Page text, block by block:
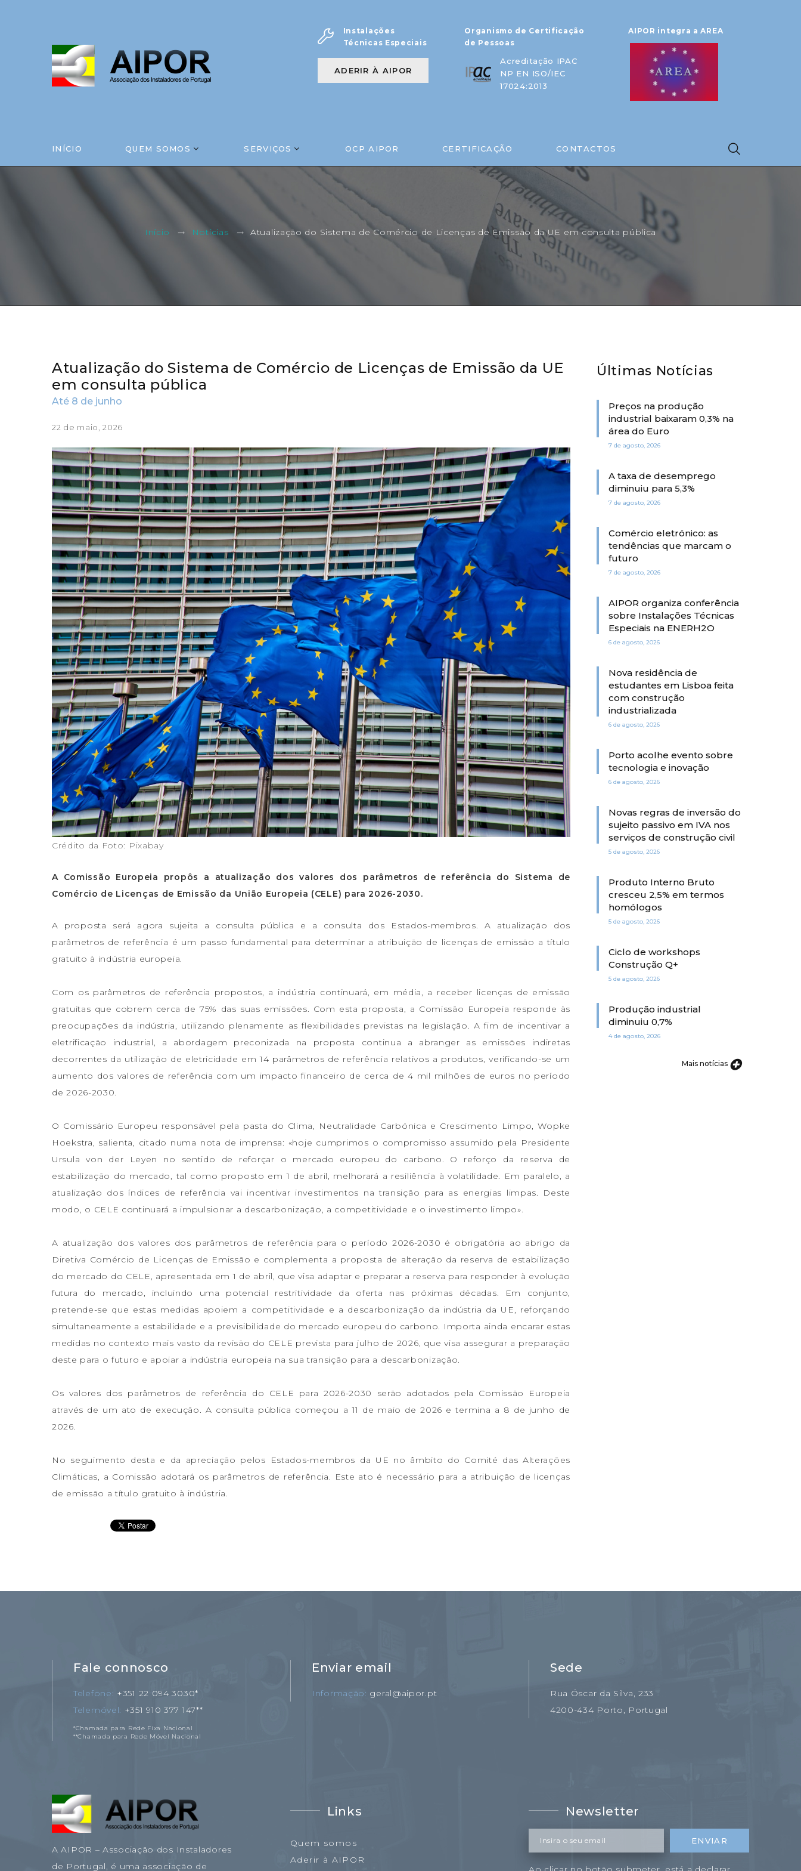
Instalações
Técnicas Especiais
ADERIR À AIPOR
Organismo de Certificação
de Pessoas
Acreditação IPAC
NP EN ISO/IEC
17024:2013
AIPOR integra a AREA
INÍCIO QUEM SOMOS SERVIÇOS OCP AIPOR CERTIFICAÇÃO CONTACTOS
Início Notícias Atualização do Sistema de Comércio de Licenças de Emissão da UE em consulta pública
Atualização do Sistema de Comércio de Licenças de Emissão da UE
em consulta pública
Até 8 de junho
22 de maio, 2026
Crédito da Foto: Pixabay
A Comissão Europeia propôs a atualização dos valores dos parâmetros de referência do Sistema de
Comércio de Licenças de Emissão da União Europeia (CELE) para 2026-2030.
A proposta será agora sujeita a consulta pública e a consulta dos Estados-membros. A atualização dos
parâmetros de referência é um passo fundamental para determinar a atribuição de licenças de emissão a título
gratuito à indústria europeia.
Com os parâmetros de referência propostos, a indústria continuará, em média, a receber licenças de emissão
gratuitas que cobrem cerca de 75% das suas emissões. Com esta proposta, a Comissão Europeia responde às
preocupações da indústria, utilizando plenamente as flexibilidades previstas na legislação. A fim de incentivar a
eletrificação industrial, a abordagem preconizada na proposta continua a abranger as emissões indiretas
decorrentes da utilização de eletricidade em 14 parâmetros de referência relativos a produtos, verificando-se um
aumento dos valores de referência com um impacto financeiro de cerca de 4 mil milhões de euros no período
de 2026-2030.
O Comissário Europeu responsável pela pasta do Clima, Neutralidade Carbónica e Crescimento Limpo, Wopke
Hoekstra, salienta, citado numa nota de imprensa: «hoje cumprimos o compromisso assumido pela Presidente
Ursula von der Leyen no sentido de reforçar o mercado europeu do carbono. O reforço da reserva de
estabilização do mercado, tal como proposto em 1 de abril, melhorará a resiliência à volatilidade. Em paralelo, a
atualização dos índices de referência vai incentivar investimentos na transição para as energias limpas. Deste
modo, o CELE continuará a impulsionar a descarbonização, a competitividade e o investimento limpo».
A atualização dos valores dos parâmetros de referência para o período 2026-2030 é obrigatória ao abrigo da
Diretiva Comércio de Licenças de Emissão e complementa a proposta de alteração da reserva de estabilização
do mercado do CELE, apresentada em 1 de abril, que visa adaptar e preparar a reserva para responder à evolução
futura do mercado, incluindo uma potencial restritividade da oferta nas próximas décadas. Em conjunto,
pretende-se que estas medidas apoiem a competitividade e a descarbonização da indústria da UE, reforçando
simultaneamente a estabilidade e a previsibilidade do mercado europeu do carbono. Importa ainda encarar estas
medidas no contexto mais vasto da revisão do CELE prevista para julho de 2026, que visa assegurar a preparação
deste para o futuro e apoiar a indústria europeia na sua transição para a descarbonização.
Os valores dos parâmetros de referência do CELE para 2026-2030 serão adotados pela Comissão Europeia
através de um ato de execução. A consulta pública começou a 11 de maio de 2026 e termina a 8 de junho de
2026.
No seguimento desta e da apreciação pelos Estados-membros da UE no âmbito do Comité das Alterações
Climáticas, a Comissão adotará os parâmetros de referência. Este ato é necessário para a atribuição de licenças
de emissão a título gratuito à indústria.
Últimas Notícias
Preços na produção
industrial baixaram 0,3% na
área do Euro
7 de agosto, 2026
A taxa de desemprego
diminuiu para 5,3%
7 de agosto, 2026
Comércio eletrónico: as
tendências que marcam o
futuro
7 de agosto, 2026
AIPOR organiza conferência
sobre Instalações Técnicas
Especiais na ENERH2O
6 de agosto, 2026
Nova residência de
estudantes em Lisboa feita
com construção
industrializada
6 de agosto, 2026
Porto acolhe evento sobre
tecnologia e inovação
6 de agosto, 2026
Novas regras de inversão do
sujeito passivo em IVA nos
serviços de construção civil
5 de agosto, 2026
Produto Interno Bruto
cresceu 2,5% em termos
homólogos
5 de agosto, 2026
Ciclo de workshops
Construção Q+
5 de agosto, 2026
Produção industrial
diminuiu 0,7%
4 de agosto, 2026
Mais notícias
Fale connosco
Telefone
+351 22 094 3030*
Telemóvel
+351 910 377 147**
*Chamada para Rede Fixa Nacional
**Chamada para Rede Móvel Nacional
Enviar email
Informação geral@aipor.pt
Sede
Rua Óscar da Silva, 233
4200-434 Porto, Portugal
A AIPOR – Associação dos Instaladores
de Portugal, é uma associação de
Links
Quem somos
Aderir à AIPOR
Newsletter
Insira o seu email ENVIAR